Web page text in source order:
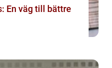
En väg till bättre